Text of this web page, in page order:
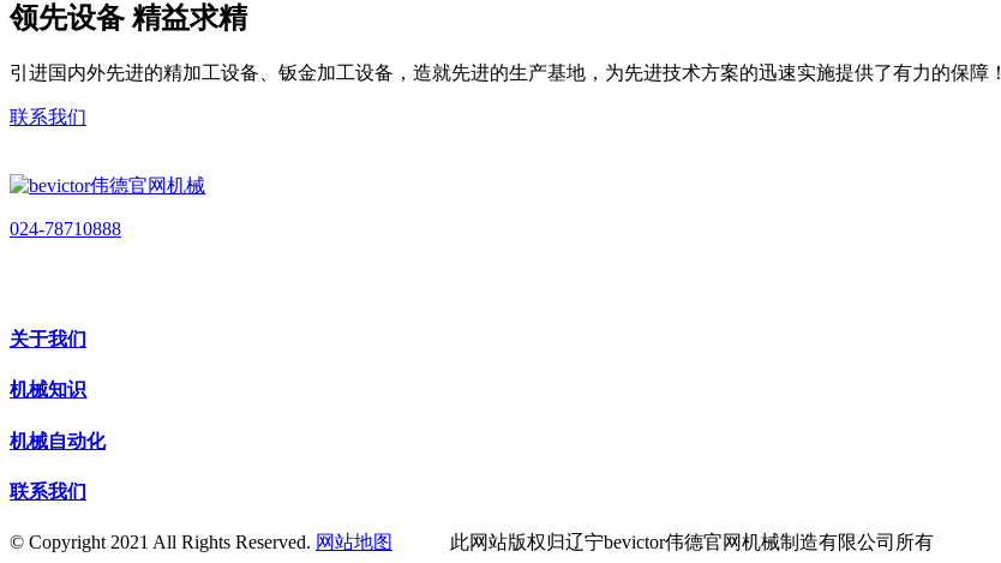
领先设备 精益求精
引进国内外先进的精加工设备、钣金加工设备，造就先进的生产基地，为先进技术方案的迅速实施提供了有力的保障！
联系我们
024-78710888
关于我们
机械知识
机械自动化
联系我们
© Copyright 2021 All Rights Reserved. 网站地图 此网站版权归辽宁bevictor伟德官网机械制造有限公司所有